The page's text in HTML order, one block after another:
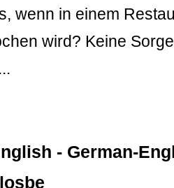
wenn in einem
wird? Keine
- German-